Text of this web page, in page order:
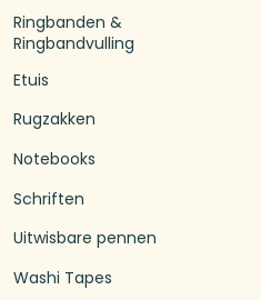
Ringbanden &
Ringbandvulling
Etuis
Rugzakken
Notebooks
Schriften
Uitwisbare pennen
Washi Tapes